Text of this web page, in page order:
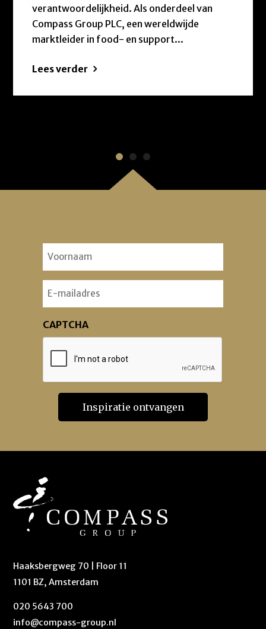
verantwoordelijkheid. Als onderdeel van
Compass Group PLC, een wereldwijde
marktleider in food- en support...
Lees verder
Voornaam
Email
CAPTCHA
Haaksbergweg 70 | Floor 11
1101 BZ, Amsterdam
020 5643 700
info@compass-group.nl